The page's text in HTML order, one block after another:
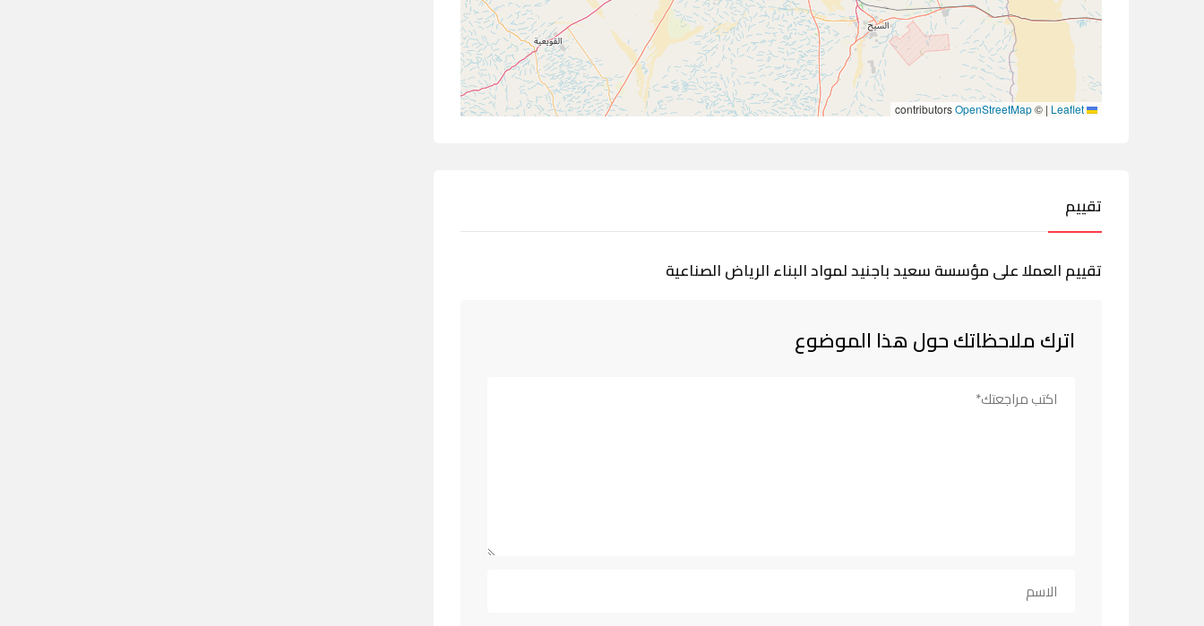
|
©
OpenStreetMap
تقييم
تقييم العملا على مؤسسة سعيد باجنيد لمواد البناء الرياض الصناعية
اترك ملاحظاتك حول هذا الموضوع